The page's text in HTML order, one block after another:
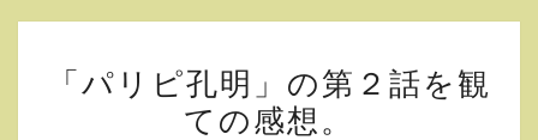
リ
ピ
「パリピ孔明」の第２話を観
ての感想。